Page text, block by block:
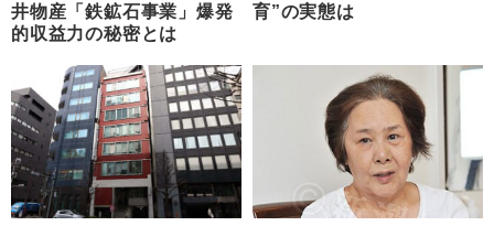
井物産「鉄鉱石事業」爆発
的収益力の秘密とは
育”の実態は